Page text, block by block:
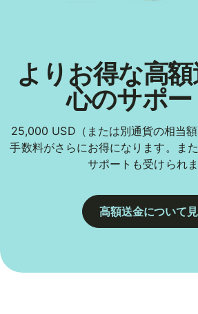
よりお得な高
心のサポー
25,000 USD（または別通貨の相当額
手数料がさらにお得になります。ま
サポートも受けられま
高額送金について